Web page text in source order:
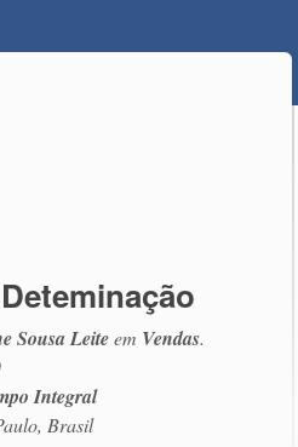
Sousa Leiteem Vendas.
Integral
Brasil